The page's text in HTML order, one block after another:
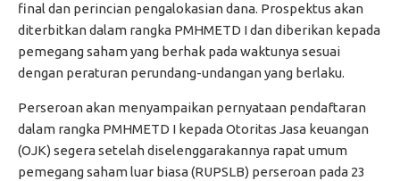
final dan perincian pengalokasian dana. Prospektus akan
diterbitkan dalam rangka PMHMETD I dan diberikan kepada
pemegang saham yang berhak pada waktunya sesuai
dengan peraturan perundang-undangan yang berlaku.
Perseroan akan menyampaikan pernyataan pendaftaran
dalam rangka PMHMETD I kepada Otoritas Jasa keuangan
(OJK) segera setelah diselenggarakannya rapat umum
pemegang saham luar biasa (RUPSLB) perseroan pada 23